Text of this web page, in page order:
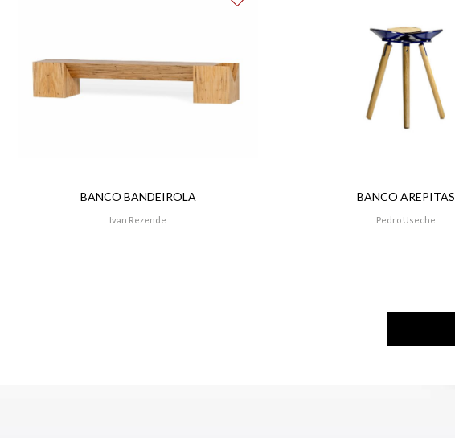
BANCO BANDEIROLA
Ivan Rezende
BANCO AREPITAS
Pedro Useche